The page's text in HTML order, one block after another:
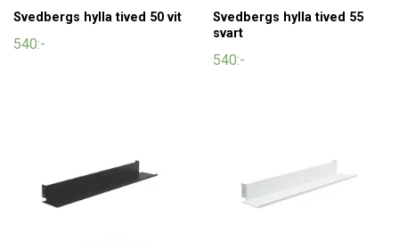
Svedbergs hylla tived 50 vit
540:-
Svedbergs hylla tived 55
svart
540:-